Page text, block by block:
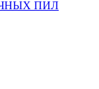
ПИЛ